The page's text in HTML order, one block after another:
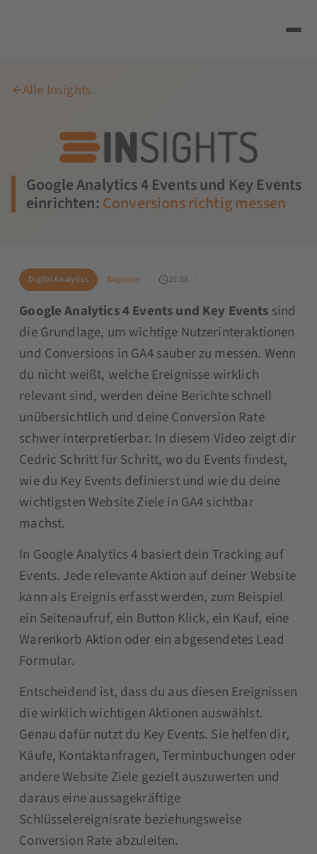
Alle Insights
Google Analytics 4 Events und Key Events
einrichten:Conversions richtig messen
Digital Analytics Beginner 20:38
Google Analytics 4 Events und Key Events sind
die Grundlage, um wichtige Nutzerinteraktionen
und Conversions in GA4 sauber zu messen. Wenn
du nicht weißt, welche Ereignisse wirklich
relevant sind, werden deine Berichte schnell
unübersichtlich und deine Conversion Rate
schwer interpretierbar. In diesem Video zeigt dir
Cedric Schritt für Schritt, wo du Events findest,
wie du Key Events definierst und wie du deine
wichtigsten Website Ziele in GA4 sichtbar
machst.
In Google Analytics 4 basiert dein Tracking auf
Events. Jede relevante Aktion auf deiner Website
kann als Ereignis erfasst werden, zum Beispiel
ein Seitenaufruf, ein Button Klick, ein Kauf, eine
Warenkorb Aktion oder ein abgesendetes Lead
Formular.
Entscheidend ist, dass du aus diesen Ereignissen
die wirklich wichtigen Aktionen auswählst.
Genau dafür nutzt du Key Events. Sie helfen dir,
Käufe, Kontaktanfragen, Terminbuchungen oder
andere Website Ziele gezielt auszuwerten und
daraus eine aussagekräftige
Schlüsselereignisrate beziehungsweise
Conversion Rate abzuleiten.